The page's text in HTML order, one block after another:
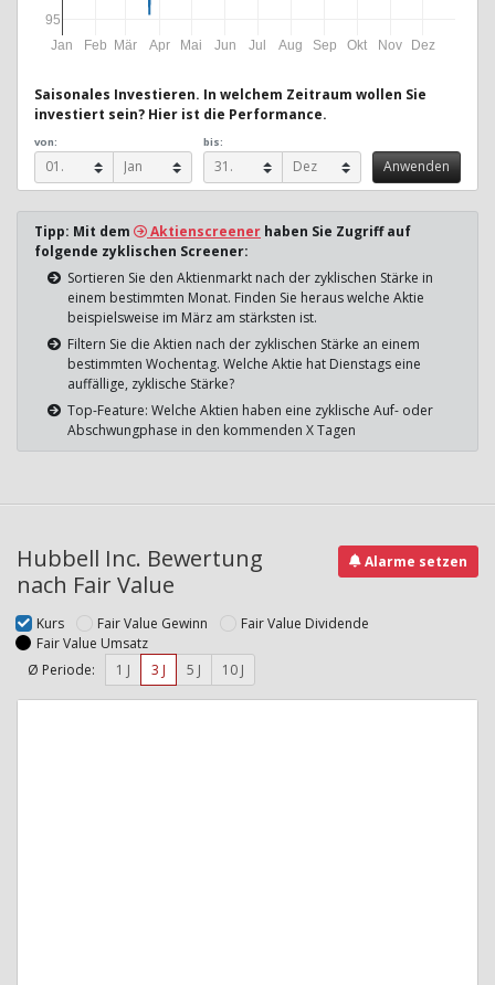
Jan Feb Mär Apr Mai Jun Jul Aug Sep Okt Nov Dez
95
Saisonales Investieren. In welchem Zeitraum wollen Sie
investiert sein? Hier ist die Performance.
von: bis:
Tipp: Mit dem Aktienscreener haben Sie Zugriff auf
folgende zyklischen Screener:
Sortieren Sie den Aktienmarkt nach der zyklischen Stärke in
einem bestimmten Monat. Finden Sie heraus welche Aktie
beispielsweise im März am stärksten ist.
Filtern Sie die Aktien nach der zyklischen Stärke an einem
bestimmten Wochentag. Welche Aktie hat Dienstags eine
auffällige, zyklische Stärke?
Top-Feature: Welche Aktien haben eine zyklische Auf- oder
Abschwungphase in den kommenden X Tagen
Hubbell Inc. Bewertung
nach Fair Value
Alarme setzen
Kurs Fair Value Gewinn
Fair Value Dividende
Fair Value Umsatz
Ø Periode:
1 J 3 J 5 J 10 J